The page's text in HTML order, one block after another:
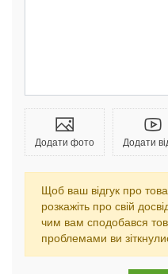
Додати фото Додати
Щоб ваш відгук про
розкажіть про свій
чим вам сподобався
проблемами ви